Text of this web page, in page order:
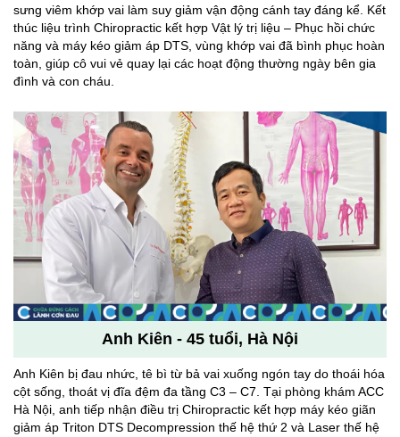
sưng viêm khớp vai làm suy giảm vận động cánh tay đáng kể. Kết
thúc liệu trình Chiropractic kết hợp Vật lý trị liệu – Phục hồi chức
năng và máy kéo giảm áp DTS, vùng khớp vai đã bình phục hoàn
toàn, giúp cô vui vẻ quay lại các hoạt động thường ngày bên gia
đình và con cháu.
Anh Kiên - 45 tuổi, Hà Nội
Anh Kiên bị đau nhức, tê bì từ bả vai xuống ngón tay do thoái hóa
cột sống, thoát vị đĩa đệm đa tầng C3 – C7. Tại phòng khám ACC
Hà Nội, anh tiếp nhận điều trị Chiropractic kết hợp máy kéo giãn
giảm áp Triton DTS Decompression thế hệ thứ 2 và Laser thế hệ